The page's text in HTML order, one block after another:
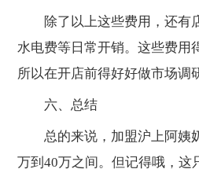
除了以上这些费用，还有店
水电费等日常开销。这些费用
所以在开店前得好好做市场调
六、总结
总的来说，加盟沪上阿姨
万到40万之间。但记得哦，这